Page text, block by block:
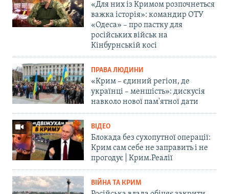
«Для них із Кримом розпочнеться
важка історія»: командир ОТУ
«Одеса» – про пастку для
російських військ на
Кінбурнській косі
ПРАВА ЛЮДИНИ
«Крим – єдиний регіон, де
українці – меншість»: дискусія
навколо нової пам'ятної дати
ВІДЕО
Блокада без сухопутної операції:
Крим сам себе не заправить і не
прогодує | Крим.Реалії
ВІЙНА ТА КРИМ